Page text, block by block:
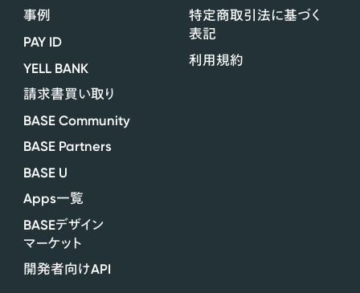
事例
PAY ID
YELL BANK
請求書買い取り
BASE Community
BASE Partners
BASE U
Apps一覧
BASEデザイン
マーケット
開発者向けAPI
特定商取引法に基づく
表記
利用規約